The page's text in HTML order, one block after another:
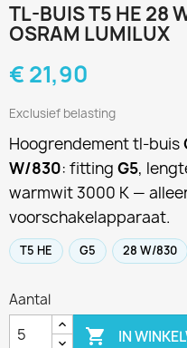
TL-BUIS T5 HE 28
OSRAM LUMILUX
€ 21,90
Exclusief belasting
Hoogrendement tl-buis
W/830: fitting G5,
warmwit 3000 K —
voorschakelapparaat.
T5 HE G5 28 W/830
Aantal
 IN